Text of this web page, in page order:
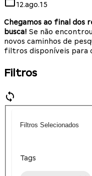
12.ago.15
Chegamos ao final dos
busca! Se não
novos caminhos de
filtros disponíveis para
Filtros
Filtros Selecionados
Tags